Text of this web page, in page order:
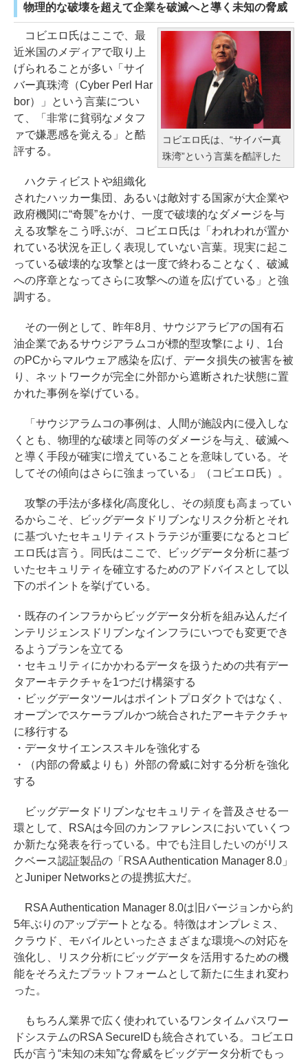
物理的な破壊を超えて企業を破滅へと導く未知の脅威
コビエロ氏は、“サイバー真
珠湾”という言葉を酷評した
コビエロ氏はここで、最
近米国のメディアで取り上
げられることが多い「サイ
バー真珠湾（Cyber Perl Har
bor）」という言葉につい
て、「非常に貧弱なメタフ
ァで嫌悪感を覚える」と酷
評する。
ハクティビストや組織化
されたハッカー集団、あるいは敵対する国家が大企業や
政府機関に“奇襲”をかけ、一度で破壊的なダメージを与
える攻撃をこう呼ぶが、コビエロ氏は「われわれが置か
れている状況を正しく表現していない言葉。現実に起こ
っている破壊的な攻撃とは一度で終わることなく、破滅
への序章となってさらに攻撃への道を広げている」と強
調する。
その一例として、昨年8月、サウジアラビアの国有石
油企業であるサウジアラムコが標的型攻撃により、1台
のPCからマルウェア感染を広げ、データ損失の被害を被
り、ネットワークが完全に外部から遮断された状態に置
かれた事例を挙げている。
「サウジアラムコの事例は、人間が施設内に侵入しな
くとも、物理的な破壊と同等のダメージを与え、破滅へ
と導く手段が確実に増えていることを意味している。そ
してその傾向はさらに強まっている」（コビエロ氏）。
攻撃の手法が多様化/高度化し、その頻度も高まってい
るからこそ、ビッグデータドリブンなリスク分析とそれ
に基づいたセキュリティストラテジが重要になるとコビ
エロ氏は言う。同氏はここで、ビッグデータ分析に基づ
いたセキュリティを確立するためのアドバイスとして以
下のポイントを挙げている。
・既存のインフラからビッグデータ分析を組み込んだイ
ンテリジェンスドリブンなインフラにいつでも変更でき
るようプランを立てる
・セキュリティにかかわるデータを扱うための共有デー
タアーキテクチャを1つだけ構築する
・ビッグデータツールはポイントプロダクトではなく、
オープンでスケーラブルかつ統合されたアーキテクチャ
に移行する
・データサイエンススキルを強化する
・（内部の脅威よりも）外部の脅威に対する分析を強化
する
ビッグデータドリブンなセキュリティを普及させる一
環として、RSAは今回のカンファレンスにおいていくつ
か新たな発表を行っている。中でも注目したいのがリス
クベース認証製品の「RSA Authentication Manager 8.0」
とJuniper Networksとの提携拡大だ。
RSA Authentication Manager 8.0は旧バージョンから約
5年ぶりのアップデートとなる。特徴はオンプレミス、
クラウド、モバイルといったさまざまな環境への対応を
強化し、リスク分析にビッグデータを活用するための機
能をそろえたプラットフォームとして新たに生まれ変わ
った。
もちろん業界で広く使われているワンタイムパスワー
ドシステムのRSA SecureIDも統合されている。コビエロ
氏が言う“未知の未知”な脅威をビッグデータ分析でもっ